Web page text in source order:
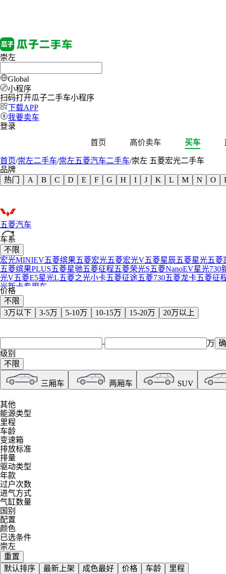
崇左
Global
小程序
扫码打开瓜子二手车小程序
下载APP
我要卖车
登录
首页
高价卖车 买车
首页/崇左二手车/崇左五菱汽车二手车/崇左 五菱宏光二手车
品牌
热门
A B C D E F G H I J K L M N O
五菱汽车
沃尔沃
蔚来
魏牌
潍柴英致
威马汽车
维努斯
万象汽车
未奥汽车
威兹曼
瓦滋
车系
不限
宏光MINIEV五菱缤果五菱宏光五菱宏光V五菱星辰五菱星光五菱
五菱缤果PLUS五菱星驰五菱征程五菱荣光S五菱NanoEV星光730
光V五菱E5星光L五菱之光小卡五菱征途五菱730五菱龙卡五菱征
光新卡专用车
价格
不限
3万以下
3-5万 5-10万 10-15万 15-20万 20万以上
- 万
级别
不限
三厢车 两厢车 SUV
其他
能源类型
里程
车龄
变速箱
排放标准
排量
驱动类型
年款
过户次数
进气方式
气缸数量
国别
配置
颜色
已选条件
崇左
重置
默认排序
最新上架 成色最好 价格 车龄
里程